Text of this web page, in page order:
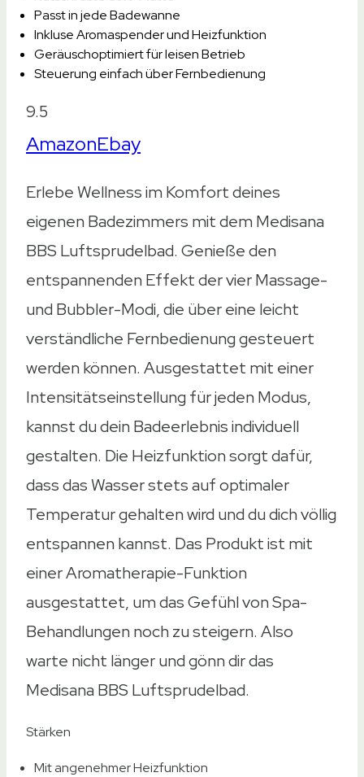
Passt in jede Badewanne
Inkluse Aromaspender und Heizfunktion
Geräuschoptimiert für leisen Betrieb
Steuerung einfach über Fernbedienung
9.5
AmazonEbay
Erlebe Wellness im Komfort deines
eigenen Badezimmers mit dem Medisana
BBS Luftsprudelbad. Genieße den
entspannenden Effekt der vier Massage-
und Bubbler-Modi, die über eine leicht
verständliche Fernbedienung gesteuert
werden können. Ausgestattet mit einer
Intensitätseinstellung für jeden Modus,
kannst du dein Badeerlebnis individuell
gestalten. Die Heizfunktion sorgt dafür,
dass das Wasser stets auf optimaler
Temperatur gehalten wird und du dich völlig
entspannen kannst. Das Produkt ist mit
einer Aromatherapie-Funktion
ausgestattet, um das Gefühl von Spa-
Behandlungen noch zu steigern. Also
warte nicht länger und gönn dir das
Medisana BBS Luftsprudelbad.
Stärken
Mit angenehmer Heizfunktion